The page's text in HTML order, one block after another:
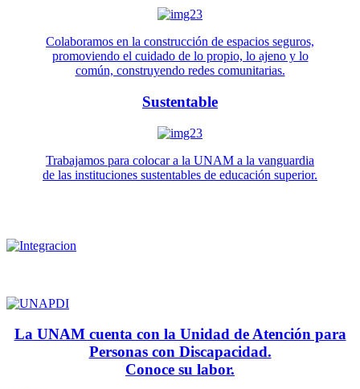
Colaboramos en la construcción de espacios seguros,
promoviendo el cuidado de lo propio, lo ajeno y lo
común, construyendo redes comunitarias.
Sustentable
Trabajamos para colocar a la UNAM a la vanguardia
de las instituciones sustentables de educación superior.
La UNAM cuenta con la Unidad de Atención para
Personas con Discapacidad.
Conoce su labor.